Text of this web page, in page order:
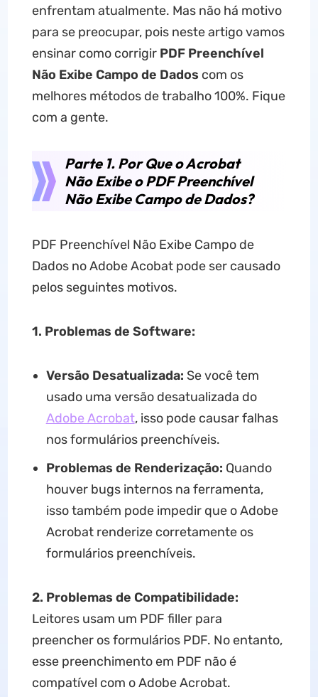
enfrentam atualmente. Mas não há motivo
para se preocupar, pois neste artigo vamos
ensinar como corrigirPDF Preenchível
Não Exibe Campo de Dados com os
melhores métodos de trabalho 100%. Fique
com a gente.
Parte 1. Por Que o Acrobat
Não Exibe o PDF Preenchível
Não Exibe Campo de Dados?
PDF Preenchível Não Exibe Campo de
Dados no Adobe Acobat pode ser causado
pelos seguintes motivos.
1. Problemas de Software:
Versão Desatualizada: Se você tem
usado uma versão desatualizada do
Adobe Acrobat, isso pode causar falhas
nos formulários preenchíveis.
Problemas de Renderização: Quando
houver bugs internos na ferramenta,
isso também pode impedir que o Adobe
Acrobat renderize corretamente os
formulários preenchíveis.
2. Problemas de Compatibilidade:
Leitores usam um PDF filler para
preencher os formulários PDF. No entanto,
esse preenchimento em PDF não é
compatível com o Adobe Acrobat.